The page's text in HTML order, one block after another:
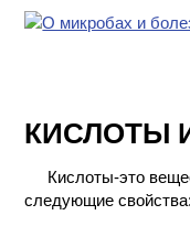
ХИМИЧЕСКАЯ
КИСЛОТЫ
Кислоты-это
следующие свойства: